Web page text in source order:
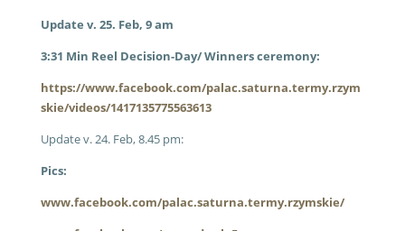
Update v. 25. Feb, 9 am
3:31 Min Reel Decision-Day/ Winners ceremony:
https://www.facebook.com/palac.saturna.termy.rzym
skie/videos/1417135775563613
Update v. 24. Feb, 8.45 pm:
Pics:
www.facebook.com/palac.saturna.termy.rzymskie/